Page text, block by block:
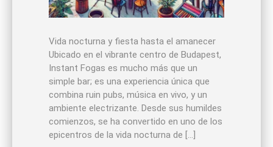
Vida nocturna y fiesta hasta el amanecer
Ubicado en el vibrante centro de Budapest,
Instant Fogas es mucho más que un
simple bar; es una experiencia única que
combina ruin pubs, música en vivo, y un
ambiente electrizante. Desde sus humildes
comienzos, se ha convertido en uno de los
epicentros de la vida nocturna de […]